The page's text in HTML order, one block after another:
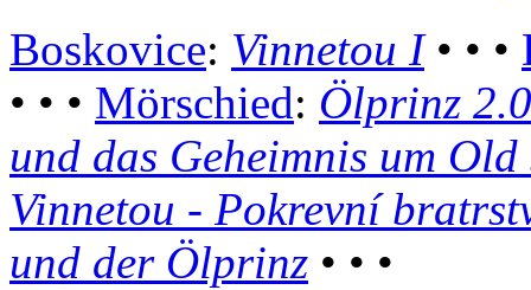
Boskovice: Vinnetou I• • •
• • • Mörschied: Ölprinz 2.0
und das Geheimnis um Old
Vinnetou - Pokrevní
und der Ölprinz • • •